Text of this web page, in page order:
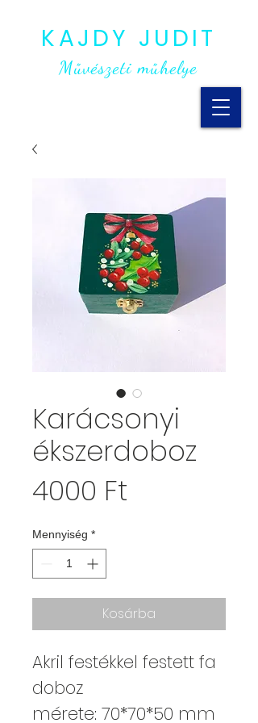
KAJDY JUDIT
Művészeti műhelye
Karácsonyi
ékszerdoboz
4000 Ft
Mennyiség *
Kosárba
Akril festékkel festett fa
doboz
mérete: 70*70*50 mm